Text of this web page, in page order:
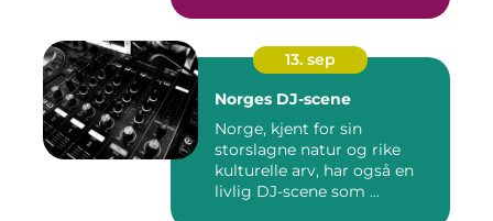
13. sep
Norges DJ-scene
Norge, kjent for sin
storslagne natur og rike
kulturelle arv, har også en
livlig DJ-scene som ...